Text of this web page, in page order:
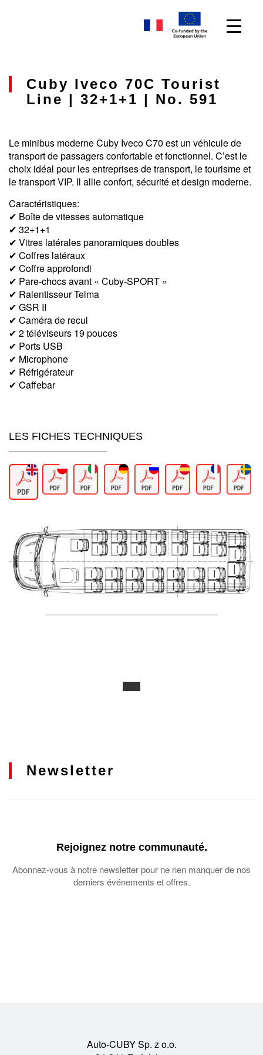
Cuby Iveco 70C Tourist
Line | 32+1+1 | No. 591
Le minibus moderne Cuby Iveco C70 est un véhicule de
transport de passagers confortable et fonctionnel. C’est le
choix idéal pour les entreprises de transport, le tourisme et
le transport VIP. Il allie confort, sécurité et design moderne.
Caractéristiques:
✔ Boîte de vitesses automatique
✔ 32+1+1
✔ Vitres latérales panoramiques doubles
✔ Coffres latéraux
✔ Coffre approfondi
✔ Pare-chocs avant « Cuby-SPORT »
✔ Ralentisseur Telma
✔ GSR II
✔ Caméra de recul
✔ 2 téléviseurs 19 pouces
✔ Ports USB
✔ Microphone
✔ Réfrigérateur
✔ Caffebar
LES FICHES TECHNIQUES
Newsletter
Rejoignez notre communauté.
Abonnez-vous à notre newsletter pour ne rien manquer de nos
derniers événements et offres.
Auto-CUBY Sp. z o.o.